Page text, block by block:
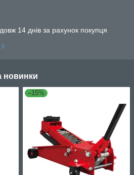
14 днів за рахунок покупця
новинки
–15%